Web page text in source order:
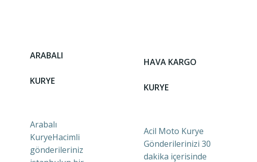
ARABALI
KURYE
Arabalı
KuryeHacimli
gönderileriniz
HAVA KARGO
KURYE
Acil Moto Kurye
Gönderilerinizi 30
dakika içerisinde